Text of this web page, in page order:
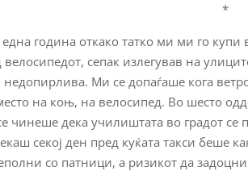
*
година откако татко ми ми го купи
сепак излегував на
недопирлива. Ми се допаѓаше кога
на коњ, на велосипед. Во шесто
чинеше дека училиштата во градот
секој ден пред куќата такси беше
со патници, а ризикот да